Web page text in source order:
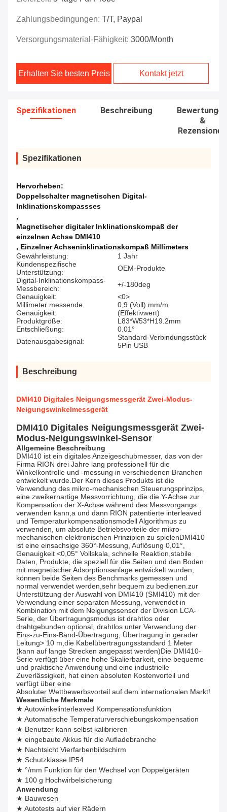
Zahlungsbedingungen: T/T, Paypal
Versorgungsmaterial-Fähigkeit: 3000/month
Erhalten Sie besten Preis Kontakt jetzt
Spezifikationen Beschreibung
Bewertungen
&
Rezensionen
Spezifikationen
Hervorheben:
Doppelschalter magnetischen Digital-
Inklinationskompassses
,
Magnetischer digitaler Inklinationskompaß der
einzelnen Achse DMI410
, Einzelner Achseninklinationskompaß Millimeters
Gewährleistung:
1 Jahr
Kundenspezifische
Unterstützung:
OEM-Produkte
Digital-Inklinationskompass-
Messbereich:
+/-180deg
Genauigkeit:
<0>
Millimeter messende
Genauigkeit:
0,9 (Voll) mm/m
(Effektivwert)
Produktgröße:
L83*W53*H19.2mm
Entschließung:
0.01°
Datenausgabesignal:
Standard-Verbindungsstück
5Pin USB
Beschreibung
DMI410 Digitales Neigungsmessgerät Zwei-Modus-
Neigungswinkelmessgerät
DMI410 Digitales Neigungsmessgerät Zwei-
Modus-Neigungswinkel-Sensor
Allgemeine Beschreibung
DMI410 ist ein digitales Anzeigeschubmesser, das von der
Firma RION drei Jahre lang professionell für die
Winkelkontrolle und -messung in verschiedenen Branchen
entwickelt wurde.Der Kern dieses Produkts ist die
Verwendung des mikro-mechanischen Steuerungsprinzips,
eine zweikernartige Messvorrichtung, die die Y-Achse zur
Kompensation der X-Achse während des Messvorgangs
verwenden kann,a und dann RION patentierte interleaved
und Temperaturkompensationsmodell Algorithmus zu
verwenden, um absolute Betriebsvorteile der mikro-
mechanischen elektronischen Prinzipien zu spielenDMI410
ist eine einsachsige 360°-Messung, Auflösung 0,01°,
Genauigkeit <0,05° Vollskala, schnelle Reaktion,stabile
Daten, Produkte, die speziell für die Seiten und den Boden
mit magnetischer Adsorptionsanlage entwickelt wurden,
können beide Seiten des Benchmarks gemessen und
normal verwendet werden,sehr bequem zu bedienen.zur
Unterstützung der Auswahl von DMI410 (SMI410) mit der
Verwendung einer separaten Messung, verwendet in
Kombination mit dem Neigungssensor der Division LCA-
Serie, der Übertragungsmodus ist drahtlos oder
drahtgebunden optional, drahtlos unter Verwendung der
Eins-zu-Eins-Band-Übertragung, Übertragung in gerader
Leitung> 10 m,die Kabelübertragungsstandard 1 Meter
(kann auf lange Strecken angepasst werden)Die DMI410-
Serie verfügt über eine hohe Skalierbarkeit, eine bequeme
und praktische Anwendung und eine industrielle
Zuverlässigkeit, hat einen absoluten Kostenvorteil und
verfügt über eine
Absoluter Wettbewerbsvorteil auf dem internationalen Markt!
Wesentliche Merkmale
★ Autowinkelinterleaved Kompensationsfunktion
★ Automatische Temperaturverschiebungskompensation
★ Benutzer kann selbst kalibrieren
★ eingebaute Akkus für die Aufladebranche
★ Nachtsicht Vierfarbenbildschirm
★ Schutzklasse IP54
★ °/mm Funktion für den Wechsel von Doppelgeräten
★ 100 g Hochwirbelsicherung
Anwendung
★ Bauwesen
★ Autotests auf vier Rädern